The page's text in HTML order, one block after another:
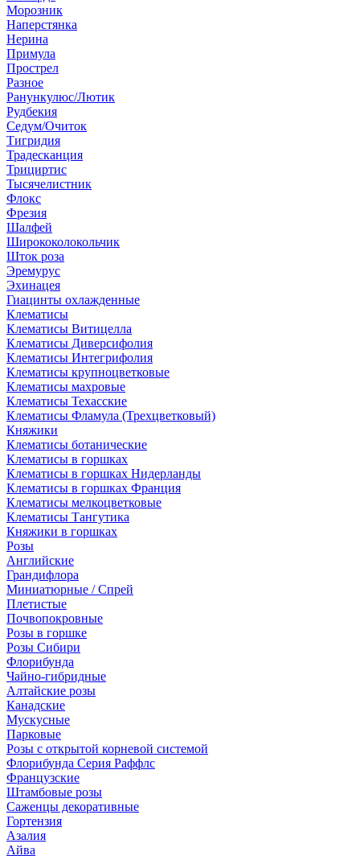
Морозник
Наперстянка
Нерина
Примула
Прострел
Разное
Ранункулюс/Лютик
Рудбекия
Седум/Очиток
Тигридия
Традесканция
Трициртис
Тысячелистник
Флокс
Фрезия
Шалфей
Ширококолокольчик
Шток роза
Эремурус
Эхинацея
Гиацинты охлажденные
Клематисы
Клематисы Витицелла
Клематисы Диверсифолия
Клематисы Интегрифолия
Клематисы крупноцветковые
Клематисы махровые
Клематисы Техасские
Клематисы Фламула (Трехцветковый)
Княжики
Клематисы ботанические
Клематисы в горшках
Клематисы в горшках Нидерланды
Клематисы в горшках Франция
Клематисы мелкоцветковые
Клематисы Тангутика
Княжики в горшках
Розы
Английские
Грандифлора
Миниатюрные / Спрей
Плетистые
Почвопокровные
Розы в горшке
Розы Сибири
Флорибунда
Чайно-гибридные
Алтайские розы
Канадские
Мускусные
Парковые
Розы с открытой корневой системой
Флорибунда Серия Раффлс
Французские
Штамбовые розы
Саженцы декоративные
Гортензия
Азалия
Айва